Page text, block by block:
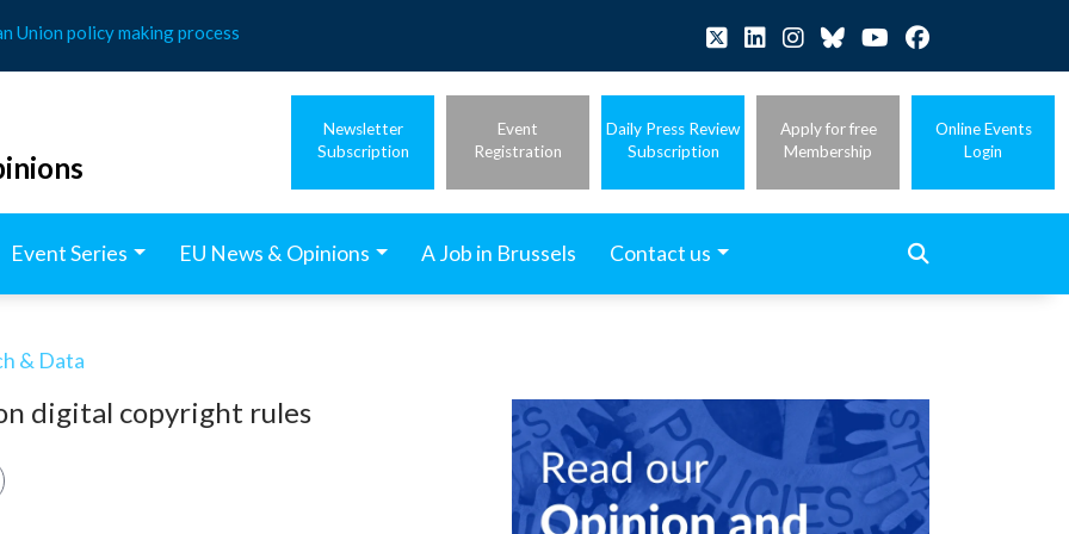
Union policy making process
Newsletter
Subscription
Event
Registration
Daily Press Review
Subscription
Apply for free
Membership
Online Events
Login
Event Series EU News & Opinions A Job in Brussels Contact us
& Data
digital copyright rules